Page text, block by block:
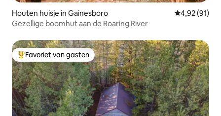
Houten huisje in Gainesboro Gemiddelde
4,92 (91)
Gezellige boomhut aan de Roaring River
Topfavoriet van gasten
Favoriet van gasten